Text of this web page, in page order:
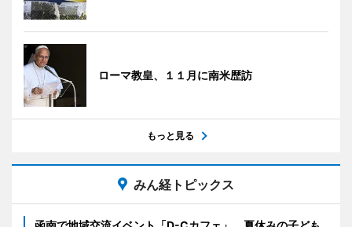
ローマ教皇、１１月に南米歴訪
もっと見る
みん経トピックス